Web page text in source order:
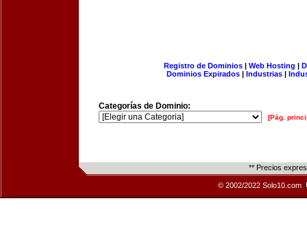
Registro de Dominios| Web Hosting |
Dominios Expirados | Industrias |
Categorías de Dominio:
[Pág.
** Precios
© 2002/2022 Solo10.com